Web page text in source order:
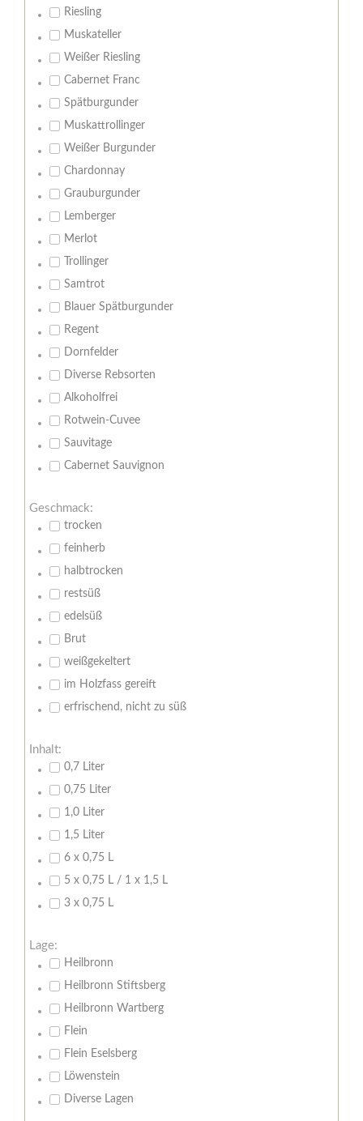
Riesling
Muskateller
Weißer Riesling
Cabernet Franc
Spätburgunder
Muskattrollinger
Weißer Burgunder
Chardonnay
Grauburgunder
Lemberger
Merlot
Trollinger
Samtrot
Blauer Spätburgunder
Regent
Dornfelder
Diverse Rebsorten
Alkoholfrei
Rotwein-Cuvee
Sauvitage
Cabernet Sauvignon
Geschmack:
trocken
feinherb
halbtrocken
restsüß
edelsüß
Brut
weißgekeltert
im Holzfass gereift
erfrischend, nicht zu süß
Inhalt:
0,7 Liter
0,75 Liter
1,0 Liter
1,5 Liter
6 x 0,75 L
5 x 0,75 L / 1 x 1,5 L
3 x 0,75 L
Lage:
Heilbronn
Heilbronn Stiftsberg
Heilbronn Wartberg
Flein
Flein Eselsberg
Löwenstein
Diverse Lagen